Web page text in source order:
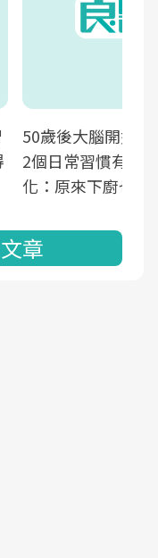
50歲後大腦開始
2個日常習慣有助
化：原來下廚也可
章